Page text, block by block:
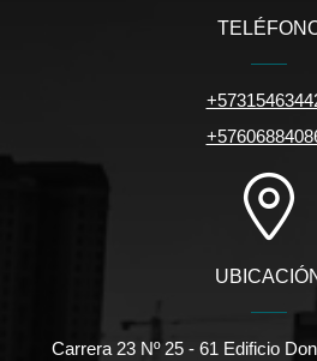
Carrera 23 Nº 25 - 61 Edificio